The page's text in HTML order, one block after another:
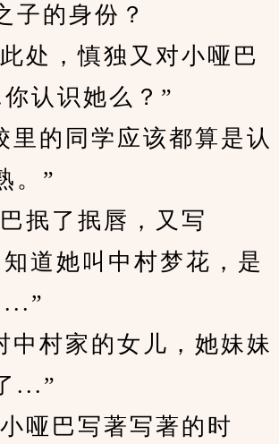
子的身份？
，慎独又对小哑巴
认识她么？”
同学应该都算是认
。”
了抿唇，又写
道她叫中村梦花，是
...”
家的女儿，她妹妹
...”
巴写著写著的时